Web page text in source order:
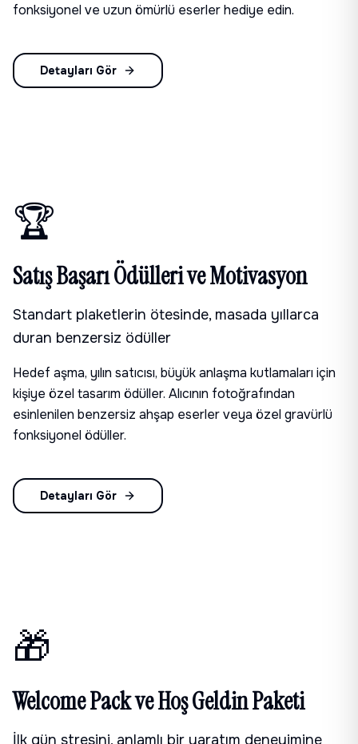
fonksiyonel ve uzun ömürlü eserler hediye edin.
Detayları Gör
🏆
Satış Başarı Ödülleri ve Motivasyon
Standart plaketlerin ötesinde, masada yıllarca
duran benzersiz ödüller
Hedef aşma, yılın satıcısı, büyük anlaşma kutlamaları için
kişiye özel tasarım ödüller. Alıcının fotoğrafından
esinlenilen benzersiz ahşap eserler veya özel gravürlü
fonksiyonel ödüller.
Detayları Gör
🎁
Welcome Pack ve Hoş Geldin Paketi
İlk gün stresini, anlamlı bir yaratım deneyimine